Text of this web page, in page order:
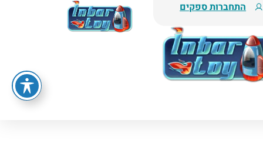
התחברות ספקים